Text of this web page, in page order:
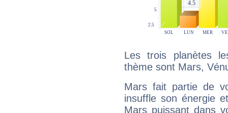
Les trois planètes
thème sont Mars,
Mars fait partie de
insuffle son énergie
Mars puissant dans